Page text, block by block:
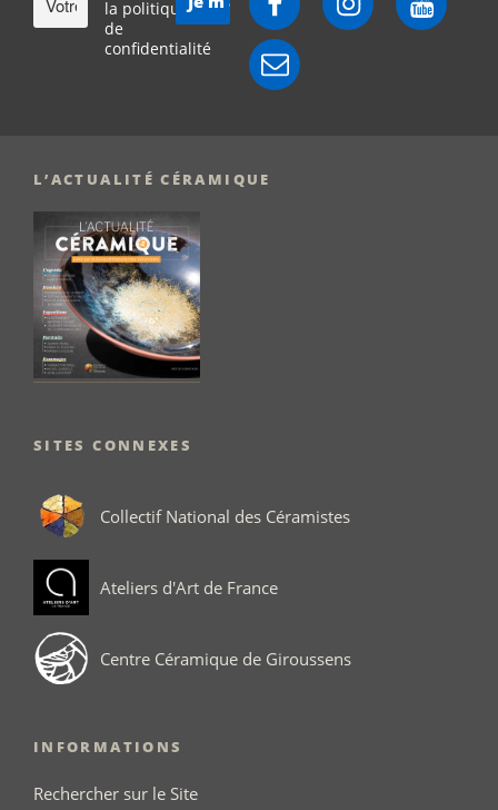
la politique
de
confidentialité
E-
mail
L’ACTUALITÉ CÉRAMIQUE
SITES CONNEXES
Collectif National des Céramistes
Ateliers d'Art de France
Centre Céramique de Giroussens
INFORMATIONS
Rechercher sur le Site